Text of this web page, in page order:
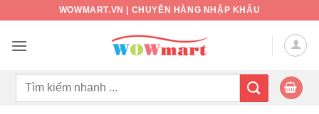
nội
WOWMART.VN | CHUYÊN HÀNG NHẬP KHẨU
Tìm